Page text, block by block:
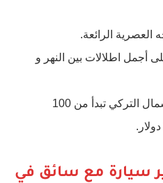
العصرية الرائعة.
أجمل اطلالات بين النهر و
موسط سعر الاكواخ في الشمال التركي تبدأ من 100
سيارة مع سائق في